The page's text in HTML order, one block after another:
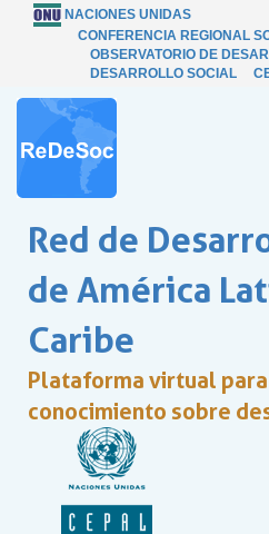
NACIONES UNIDAS
CONFERENCIA REGIONAL
OBSERVATORIO DE
DESARROLLO SOCIAL
Red de
de América
Caribe
Plataforma virtual
conocimiento sobre